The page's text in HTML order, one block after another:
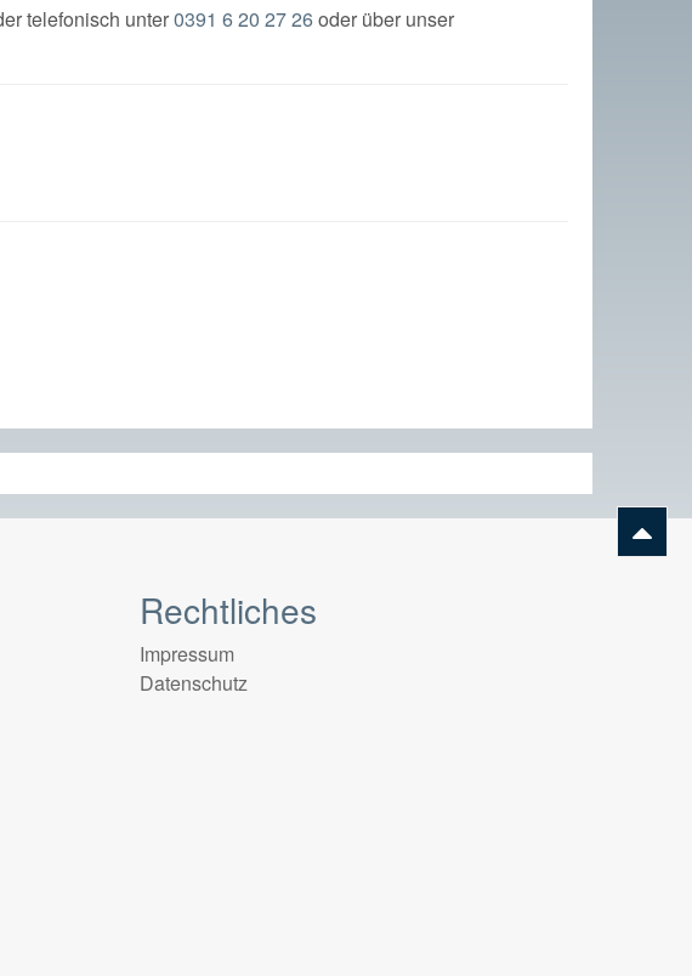
telefonisch unter0391 6 20 27 26oder über unser
Rechtliches
Impressum
Datenschutz